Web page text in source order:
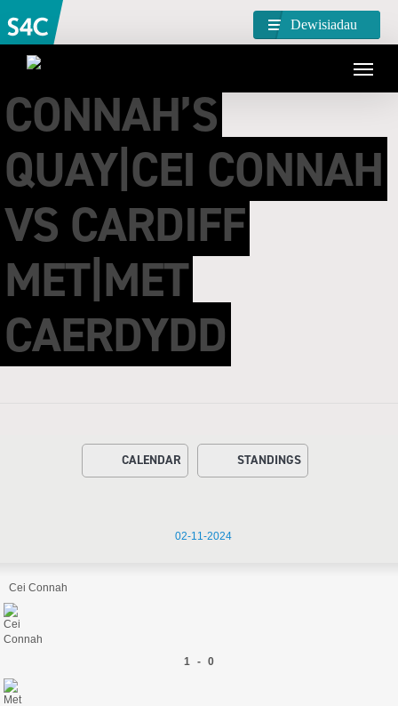
Dewisiadau
CONNAH’S
QUAY|CEI CONNAH
VS CARDIFF
MET|MET
CAERDYDD
CALENDAR STANDINGS
02-11-2024
Cei Connah
1 - 0